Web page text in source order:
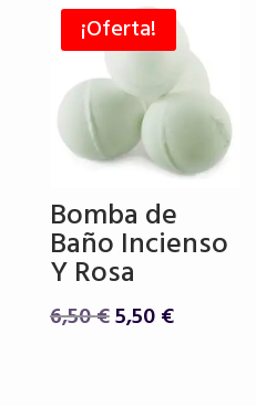
¡Oferta!
Bomba de
Baño Incienso
Y Rosa
6,50€El
5,50€El